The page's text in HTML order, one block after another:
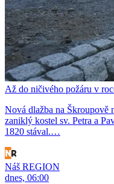
Až do ničivého požáru v
Nová dlažba na Škroupově
zaniklý kostel sv. Petra a
1820 stával.…
Náš REGION
dnes, 06:00